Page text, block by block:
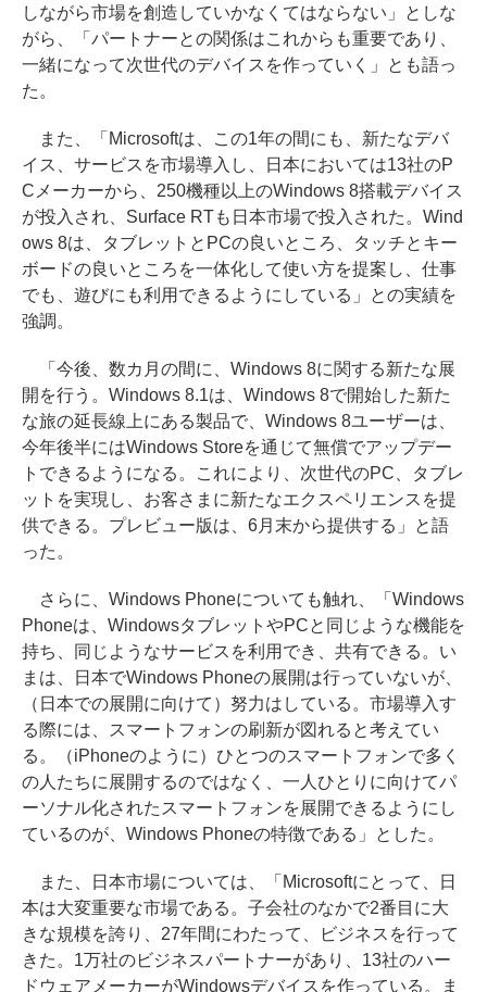
しながら市場を創造していかなくてはならない」としな
がら、「パートナーとの関係はこれからも重要であり、
一緒になって次世代のデバイスを作っていく」とも語っ
た。
また、「Microsoftは、この1年の間にも、新たなデバ
イス、サービスを市場導入し、日本においては13社のP
Cメーカーから、250機種以上のWindows 8搭載デバイス
が投入され、Surface RTも日本市場で投入された。Wind
ows 8は、タブレットとPCの良いところ、タッチとキー
ボードの良いところを一体化して使い方を提案し、仕事
でも、遊びにも利用できるようにしている」との実績を
強調。
「今後、数カ月の間に、Windows 8に関する新たな展
開を行う。Windows 8.1は、Windows 8で開始した新た
な旅の延長線上にある製品で、Windows 8ユーザーは、
今年後半にはWindows Storeを通じて無償でアップデー
トできるようになる。これにより、次世代のPC、タブレ
ットを実現し、お客さまに新たなエクスペリエンスを提
供できる。プレビュー版は、6月末から提供する」と語
った。
さらに、Windows Phoneについても触れ、「Windows
Phoneは、WindowsタブレットやPCと同じような機能を
持ち、同じようなサービスを利用でき、共有できる。い
まは、日本でWindows Phoneの展開は行っていないが、
（日本での展開に向けて）努力はしている。市場導入す
る際には、スマートフォンの刷新が図れると考えてい
る。（iPhoneのように）ひとつのスマートフォンで多く
の人たちに展開するのではなく、一人ひとりに向けてパ
ーソナル化されたスマートフォンを展開できるようにし
ているのが、Windows Phoneの特徴である」とした。
また、日本市場については、「Microsoftにとって、日
本は大変重要な市場である。子会社のなかで2番目に大
きな規模を誇り、27年間にわたって、ビジネスを行って
きた。1万社のビジネスパートナーがあり、13社のハー
ドウェアメーカーがWindowsデバイスを作っている。ま